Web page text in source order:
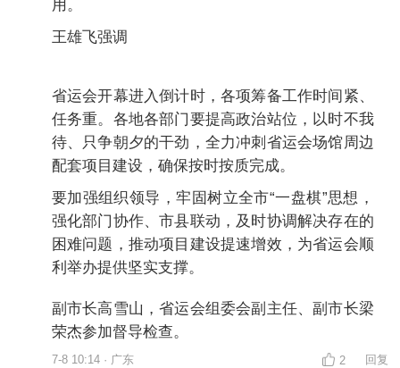
用。
王雄飞强调
省运会开幕进入倒计时，各项筹备工作时间紧、
任务重。各地各部门要提高政治站位，以时不我
待、只争朝夕的干劲，全力冲刺省运会场馆周边
配套项目建设，确保按时按质完成。
要加强组织领导，牢固树立全市“一盘棋”思想，
强化部门协作、市县联动，及时协调解决存在的
困难问题，推动项目建设提速增效，为省运会顺
利举办提供坚实支撑。
副市长高雪山，省运会组委会副主任、副市长梁
荣杰参加督导检查。
7-8 10:14 · 广东 2 回复